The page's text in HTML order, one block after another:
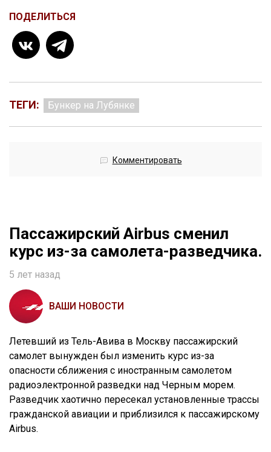
ПОДЕЛИТЬСЯ
ТЕГИ: Бункер на Лубянке
Комментировать
Пассажирский Airbus сменил
курс из-за самолета-разведчика.
5 лет назад
ВАШИ НОВОСТИ
Летевший из Тель-Авива в Москву пассажирский
самолет вынужден был изменить курс из-за
опасности сближения с иностранным самолетом
радиоэлектронной разведки над Черным морем.
Разведчик хаотично пересекал установленные трассы
гражданской авиации и приблизился к пассажирскому
Airbus.